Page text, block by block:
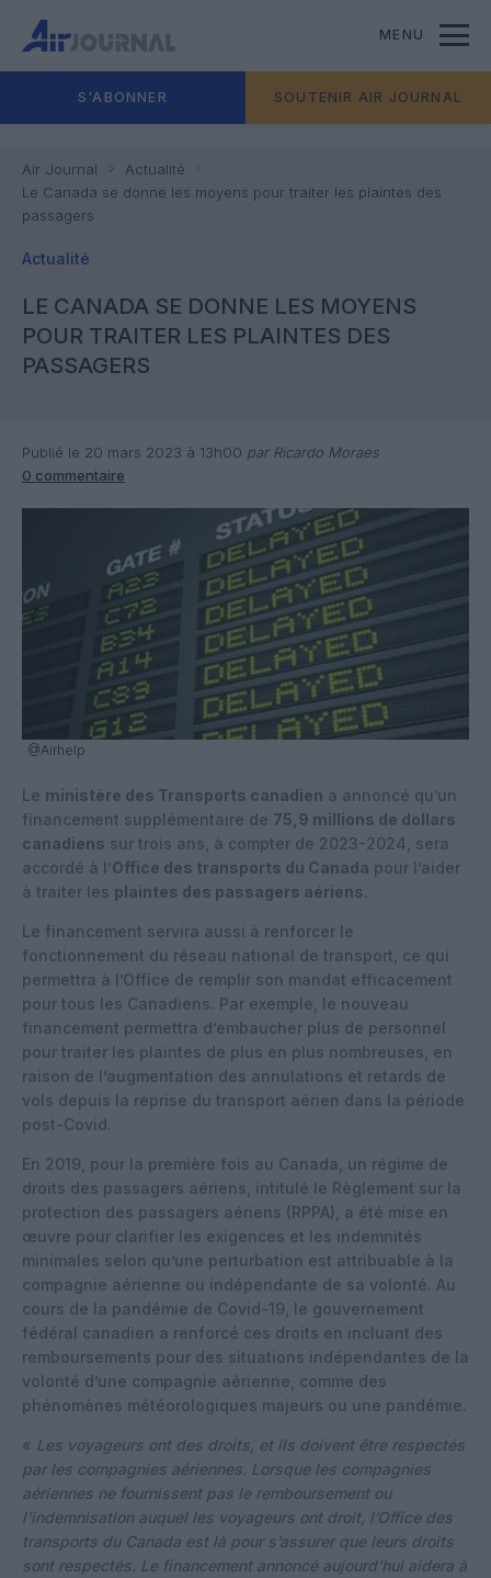
MENU
S'ABONNER SOUTENIR AIR JOURNAL
Air Journal
Actualité
Le Canada se donne les moyens pour traiter les plaintes des
passagers
Actualité
LE CANADA SE DONNE LES MOYENS
POUR TRAITER LES PLAINTES DES
PASSAGERS
Publié le 20 mars 2023 à 13h00 par Ricardo Moraes
0 commentaire
@Airhelp
Le ministère des Transports canadien a annoncé qu’un
financement supplémentaire de 75,9 millions de dollars
canadiens sur trois ans, à compter de 2023-2024, sera
accordé à l’Office des transports du Canada pour l’aider
à traiter les plaintes des passagers aériens.
Le financement servira aussi à renforcer le
fonctionnement du réseau national de transport, ce qui
permettra à l’Office de remplir son mandat efficacement
pour tous les Canadiens. Par exemple, le nouveau
financement permettra d’embaucher plus de personnel
pour traiter les plaintes de plus en plus nombreuses, en
raison de l’augmentation des annulations et retards de
vols depuis la reprise du transport aérien dans la période
post-Covid.
En 2019, pour la première fois au Canada, un régime de
droits des passagers aériens, intitulé le Règlement sur la
protection des passagers aériens (RPPA), a été mise en
œuvre pour clarifier les exigences et les indemnités
minimales selon qu’une perturbation est attribuable à la
compagnie aérienne ou indépendante de sa volonté. Au
cours de la pandémie de Covid-19, le gouvernement
fédéral canadien a renforcé ces droits en incluant des
remboursements pour des situations indépendantes de la
volonté d’une compagnie aérienne, comme des
phénomènes météorologiques majeurs ou une pandémie.
« Les voyageurs ont des droits, et ils doivent être respectés
par les compagnies aériennes. Lorsque les compagnies
aériennes ne fournissent pas le remboursement ou
l’indemnisation auquel les voyageurs ont droit, l’Office des
transports du Canada est là pour s’assurer que leurs droits
sont respectés. Le financement annoncé aujourd’hui aidera à